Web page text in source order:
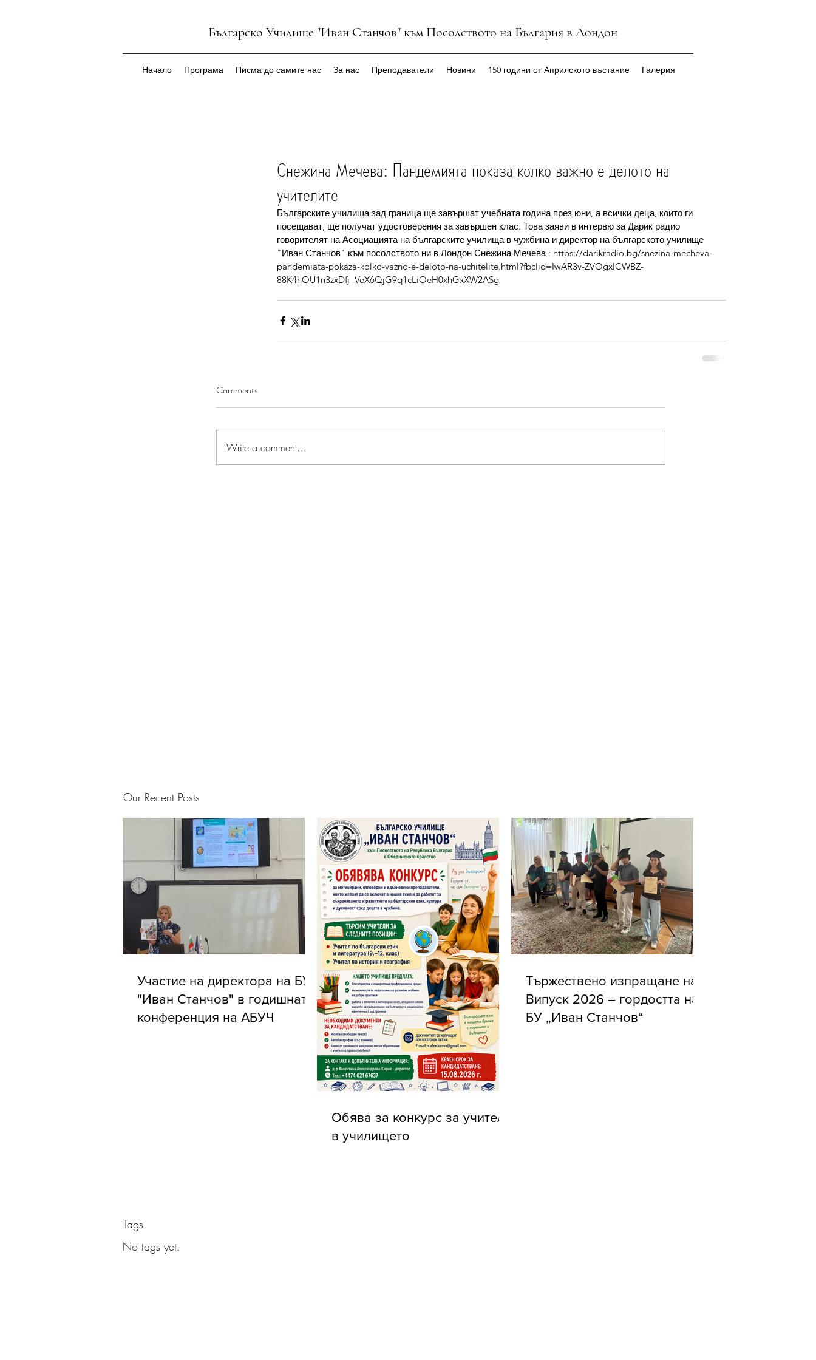
Българско Училище "Иван Станчов" към Посолството на България в Лондон
Начало Програма Писма до самите нас За нас Преподаватели Новини 150 години от Априлското въстание Галерия
Our Recent Posts
Участие на директора на БУ
"Иван Станчов" в годишната
конференция на АБУЧ
Обява за конкурс за учители
в училището
Тържествено изпращане на
Випуск 2026 – гордостта на
БУ „Иван Станчов“
Tags
No tags yet.
Снежина Мечева: Пандемията показа колко важно е делото на
учителите
Българските училища зад граница ще завършат учебната година през юни, а всички деца, които ги
посещават, ще получат удостоверения за завършен клас. Това заяви в интервю за Дарик радио
говорителят на Асоциацията на българските училища в чужбина и директор на българското училище
"Иван Станчов" към посолството ни в Лондон Снежина Мечева : https://darikradio.bg/snezina-mecheva-
pandemiata-pokaza-kolko-vazno-e-deloto-na-uchitelite.html?fbclid=IwAR3v-ZVOgxlCWBZ-
88K4hOU1n3zxDfj_VeX6QjG9q1cLiOeH0xhGxXW2ASg
Comments
Write a comment...